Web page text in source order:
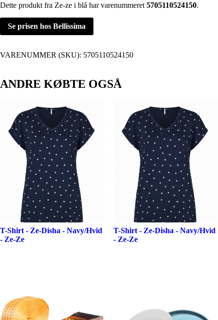
Dette produkt fra Ze-ze i blå har varenummeret 5705110524150.
Se prisen hos Bellissima
VARENUMMER (SKU): 5705110524150
ANDRE KØBTE OGSÅ
T-Shirt - Ze-Disha - Navy/Hvid
- Ze-Ze
T-Shirt - Ze-Disha - Navy/Hvid
- Ze-Ze